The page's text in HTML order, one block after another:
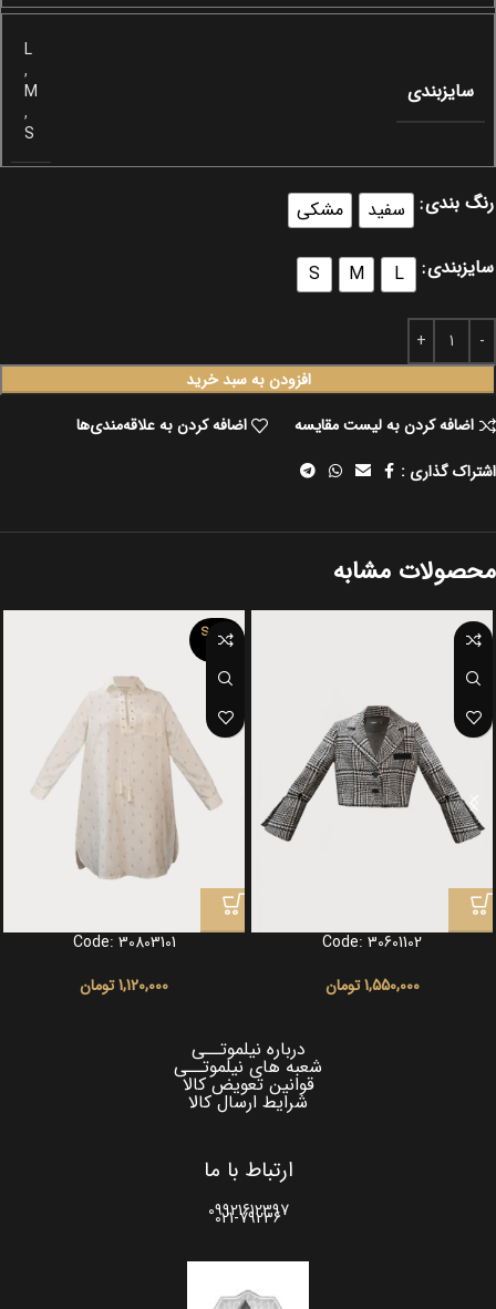
سایزبندی
L
,
M
,
S
رنگ بندی سفید مشکی
سایزبندی L
M
S
افزودن به سبد خرید
اضافه کردن به لیست مقایسه
اضافه کردن به علاقه‌مندی‌ها
اشتراک گذاری :
محصولات مشابه
Code: 30601102
1,550,000 تومان
SOLD
OUT
Code: 30803101
1,120,000تومان
درباره نیلموتــی
شعبه های نیلموتــی
قوانین تعویض کالا
شرایط ارسال کالا
ارتباط با ما
09921612397
021-79236